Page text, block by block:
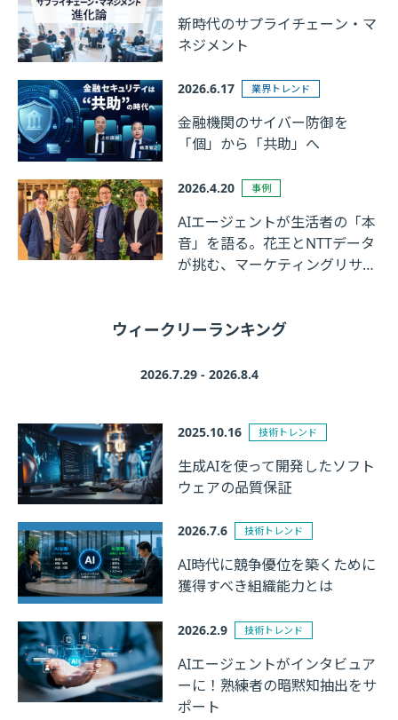
新時代のサプライチェーン・マ
ネジメント
2026.6.17 業界トレンド
金融機関のサイバー防御を
「個」から「共助」へ
2026.4.20 事例
AIエージェントが生活者の「本
音」を語る。花王とNTTデータ
が挑む、マーケティングリサー
ウィークリーランキング
2026.7.29 - 2026.8.4
2025.10.16 技術トレンド
生成AIを使って開発したソフト
ウェアの品質保証
2026.7.6 技術トレンド
AI時代に競争優位を築くために
獲得すべき組織能力とは
2026.2.9 技術トレンド
AIエージェントがインタビュア
ーに！熟練者の暗黙知抽出をサ
ポート